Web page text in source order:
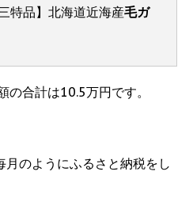
特品】北海道近海産毛ガ
合計は10.5万円です。
月のようにふるさと納税をし